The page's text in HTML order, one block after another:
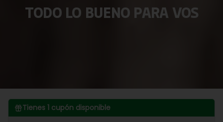
TODO LO BUENO PARA VOS
Tienes 1 cupón disponible